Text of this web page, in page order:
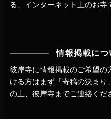
る、インターネット上のお寺
情報掲載につ
彼岸寺に情報掲載のご希望の
ける方はまず 「寄稿の決まり
の上、 彼岸寺までご連絡 くだ